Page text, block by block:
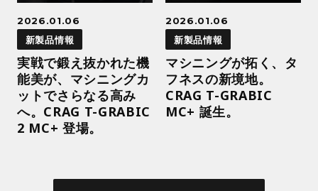
2026.01.06
新製品情報
実戦で鍛え抜かれた機
能美が、マシニングカ
ットでさらなる高み
へ。CRAG T-GRABIC
2 MC+ 登場。
2026.01.06
新製品情報
マシニングが拓く、タ
フネスの新境地。
CRAG T-GRABIC
MC+ 誕生。